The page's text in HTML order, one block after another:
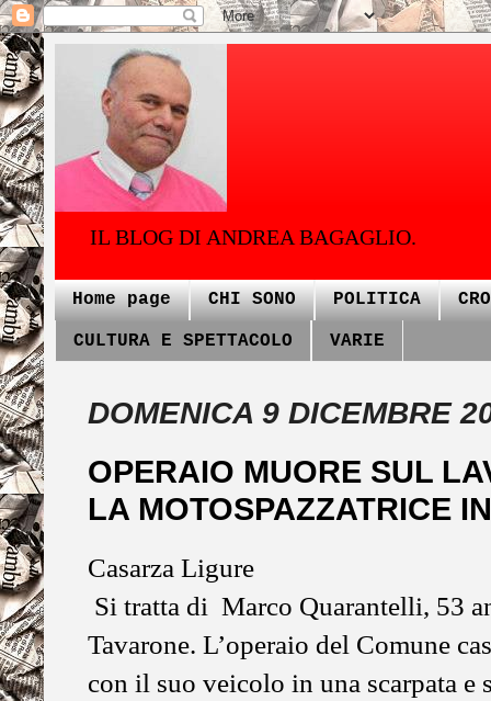
IL BLOG DI ANDREA BAGAGLIO.
Home page CHI SONO POLITICA
CULTURA E SPETTACOLO VARIE
DOMENICA 9 DICEMBRE
OPERAIO MUORE SUL
LA MOTOSPAZZATRICE
Casarza Ligure
Si tratta di Marco Quarantelli, 53
Tavarone. L’operaio del Comune
con il suo veicolo in una scarpata